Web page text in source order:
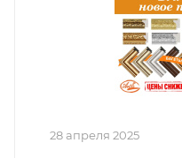
28 апреля 2025